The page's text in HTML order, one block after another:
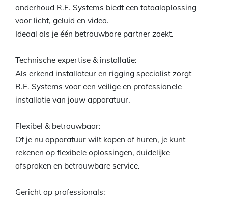
onderhoud R.F. Systems biedt een totaaloplossing
voor licht, geluid en video.
Ideaal als je één betrouwbare partner zoekt.
Technische expertise & installatie:
Als erkend installateur en rigging specialist zorgt
R.F. Systems voor een veilige en professionele
installatie van jouw apparatuur.
Flexibel & betrouwbaar:
Of je nu apparatuur wilt kopen of huren, je kunt
rekenen op flexibele oplossingen, duidelijke
afspraken en betrouwbare service.
Gericht op professionals: